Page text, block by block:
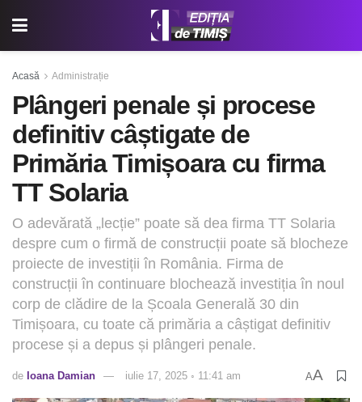
Acasă Administrație
Plângeri penale și procese
definitiv câștigate de
Primăria Timișoara cu firma
TT Solaria
O adevărată „lecție” poate să dea firma TT Solaria
despre cum o firmă de construcții poate să blocheze
proiecte de investiții în România. Firma de
construcții în continuare blochează investiția în noul
corp de clădire de la Școala Generală 30 din
Timișoara, cu toate că primăria a câștigat definitiv
procese și a depus și plângeri penale.
de Ioana Damian iulie 17, 2025 ◦ 11:41 am AA